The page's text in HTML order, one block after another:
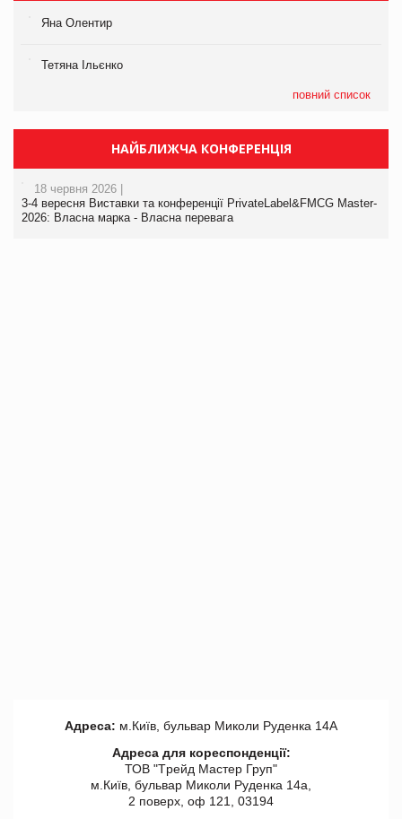
Яна Олентир
Тетяна Ільєнко
повний список
НАЙБЛИЖЧА КОНФЕРЕНЦІЯ
18 червня 2026 |
3-4 вересня Виставки та конференції PrivateLabel&FMCG Master-
2026: Власна марка - Власна перевага
Адреса: м.Київ, бульвар Миколи Руденка 14А
Адреса для кореспонденції:
ТОВ "Tрейд Мастер Груп"
м.Київ, бульвар Миколи Руденка 14а,
2 поверх, оф 121, 03194